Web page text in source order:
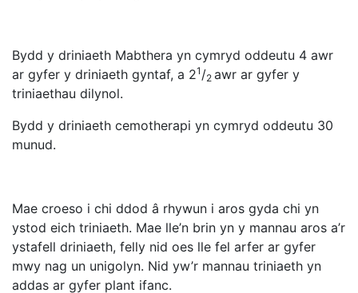
Bydd y driniaeth Mabthera yn cymryd oddeutu 4 awr
ar gyfer y driniaeth gyntaf, a 21 /2 awr ar gyfer y
triniaethau dilynol.
Bydd y driniaeth cemotherapi yn cymryd oddeutu 30
munud.
Mae croeso i chi ddod â rhywun i aros gyda chi yn
ystod eich triniaeth. Mae lle’n brin yn y mannau aros a’r
ystafell driniaeth, felly nid oes lle fel arfer ar gyfer
mwy nag un unigolyn. Nid yw’r mannau triniaeth yn
addas ar gyfer plant ifanc.